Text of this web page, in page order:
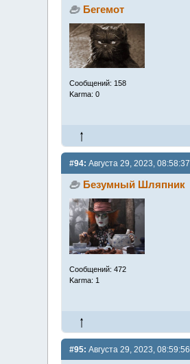
Бегемот
Сообщений: 158
Karma: 0
#94: Августа 29, 2023, 08:58:37
Безумный Шляпник
Сообщений: 472
Karma: 1
#95: Августа 29, 2023, 08:59:56